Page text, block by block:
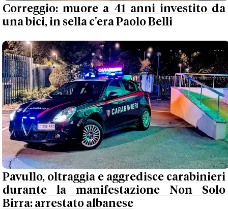
Correggio: muore a 41 anni investito da
una bici, in sella c'era Paolo Belli
Pavullo, oltraggia e aggredisce carabinieri
durante la manifestazione Non Solo
Birra: arrestato albanese